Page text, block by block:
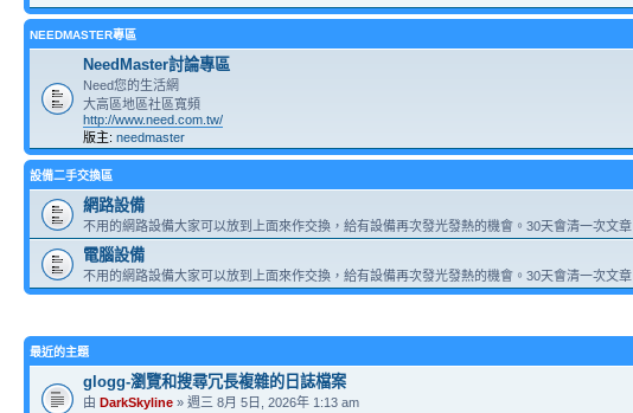
NEEDMASTER專區
NeedMaster討論專區
Need您的生活網
大高區地區社區寬頻
http://www.need.com.tw/
版主: needmaster
設備二手交換區
網路設備
不用的網路設備大家可以放到上面來作交換，給有設備再次發光發熱的機會。30天會清一次文章
電腦設備
不用的網路設備大家可以放到上面來作交換，給有設備再次發光發熱的機會。30天會清一次文章
最近的主題
glogg-瀏覽和搜尋冗長複雜的日誌檔案
由 DarkSkyline » 週三 8月 5日, 2026年 1:13 am